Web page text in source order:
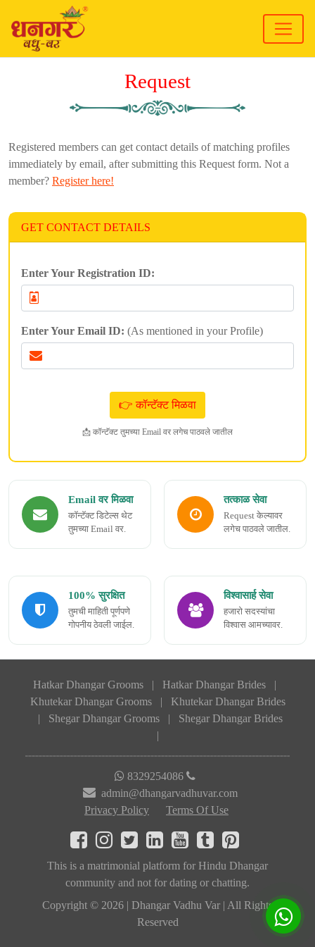
Request
Registered members can get contact details of matching profiles
immediately by email, after submitting this Request form. Not a
member? Register here!
GET CONTACT DETAILS
Enter Your Registration ID:
Enter Your Email ID: (As mentioned in your Profile)
📩 कॉन्टॅक्ट तुमच्या Email वर लगेच पाठवले जातील
Email वर मिळवा
कॉन्टॅक्ट डिटेल्स थेट
तुमच्या Email वर.
तत्काळ सेवा
Request केल्यावर
लगेच पाठवले जातील.
100% सुरक्षित
तुमची माहिती पूर्णपणे
गोपनीय ठेवली जाईल.
विश्वासार्ह सेवा
हजारो सदस्यांचा
विश्वास आमच्यावर.
Hatkar Dhangar Grooms | Hatkar Dhangar Brides
|
Khutekar Dhangar Grooms
|
Khutekar Dhangar Brides
|
Shegar Dhangar Grooms |
Shegar Dhangar Brides
|
8329254086
admin@dhangarvadhuvar.com
Privacy Policy
Terms Of Use
This is a matrimonial platform for Hindu Dhangar
community and not for dating or chatting.
Copyright © 2026 | Dhangar Vadhu Var | All Rights
Reserved